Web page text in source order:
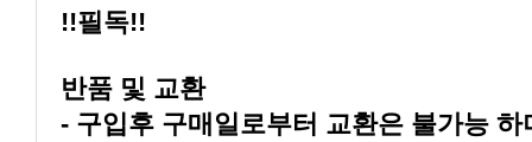
!!필독!!
반품 및 교환